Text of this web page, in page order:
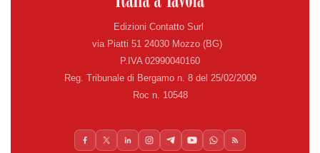
Edizioni Contatto Surl
via Piatti 51 24030 Mozzo (BG)
P.IVA 02990040160
Reg. Tribunale di Bergamo n. 8 del 25/02/2009
Roc n. 10548